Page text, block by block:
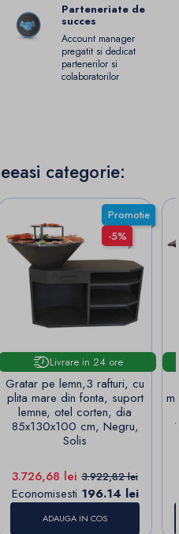
Parteneriate de
succes
Account manager
pregatit si dedicat
partenerilor si
colaboratorilor
categorie:
Promotie
-5%
Livrare in 24 ore
Gratar pe lemn,3 rafturi, cu
plita mare din fonta, suport
lemne, otel corten, dia
85x130x100 cm, Negru,
Solis
Pret
3.726,68 lei Pret de baza
3.922,82 lei
Economisesti 196.14 lei
ADAUGA IN COS